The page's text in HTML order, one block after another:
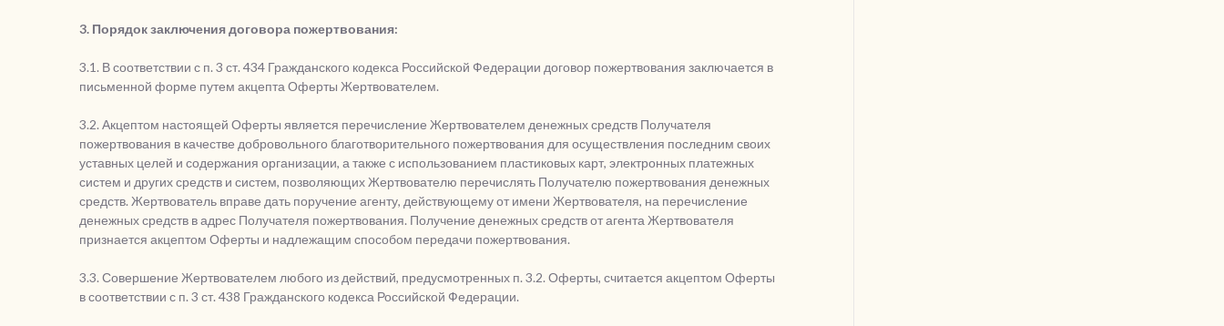
3. Порядок заключения договора пожертвования:
3.1. В соответствии с п. 3 ст. 434 Гражданского кодекса Российской Федерации договор пожертвования заключается в
письменной форме путем акцепта Оферты Жертвователем.
3.2. Акцептом настоящей Оферты является перечисление Жертвователем денежных средств Получателя
пожертвования в качестве добровольного благотворительного пожертвования для осуществления последним своих
уставных целей и содержания организации, а также с использованием пластиковых карт, электронных платежных
систем и других средств и систем, позволяющих Жертвователю перечислять Получателю пожертвования денежных
средств. Жертвователь вправе дать поручение агенту, действующему от имени Жертвователя, на перечисление
денежных средств в адрес Получателя пожертвования. Получение денежных средств от агента Жертвователя
признается акцептом Оферты и надлежащим способом передачи пожертвования.
3.3. Совершение Жертвователем любого из действий, предусмотренных п. 3.2. Оферты, считается акцептом Оферты
в соответствии с п. 3 ст. 438 Гражданского кодекса Российской Федерации.